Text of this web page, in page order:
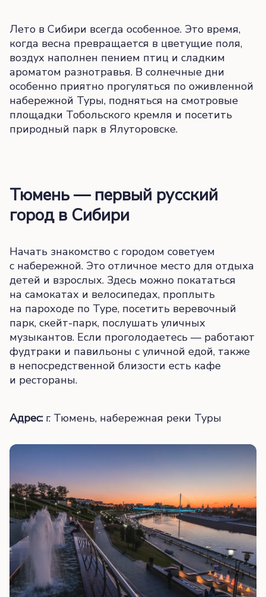
Лето в Сибири всегда особенное. Это время,
когда весна превращается в цветущие поля,
воздух наполнен пением птиц и сладким
ароматом разнотравья. В солнечные дни
особенно приятно прогуляться по оживленной
набережной Туры, подняться на смотровые
площадки Тобольского кремля и посетить
природный парк в Ялуторовске.
Тюмень — первый русский
город в Сибири
Начать знакомство с городом советуем
с набережной. Это отличное место для отдыха
детей и взрослых. Здесь можно покататься
на самокатах и велосипедах, проплыть
на пароходе по Туре, посетить веревочный
парк, скейт-парк, послушать уличных
музыкантов. Если проголодаетесь — работают
фудтраки и павильоны с уличной едой, также
в непосредственной близости есть кафе
и рестораны.
Адрес: г. Тюмень, набережная реки Туры